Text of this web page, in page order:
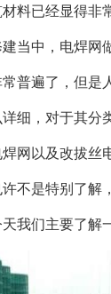
料已经显得非
当中，电焊网
普遍了，但是
细，对于其分
网以及改拔丝
不是特别了解
我们主要了解